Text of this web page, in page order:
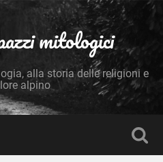
mitologici
alla storia delle religioni e
alpino